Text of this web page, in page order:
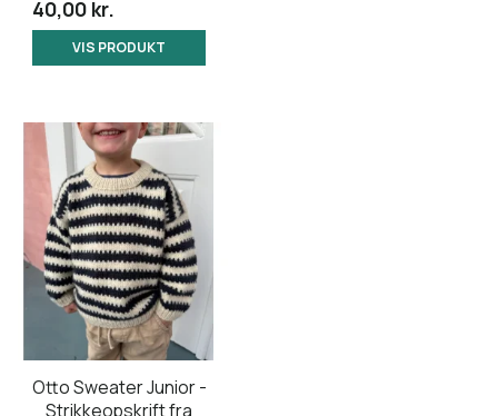
40,00 kr.
VIS PRODUKT
Otto Sweater Junior -
Strikkeopskrift fra